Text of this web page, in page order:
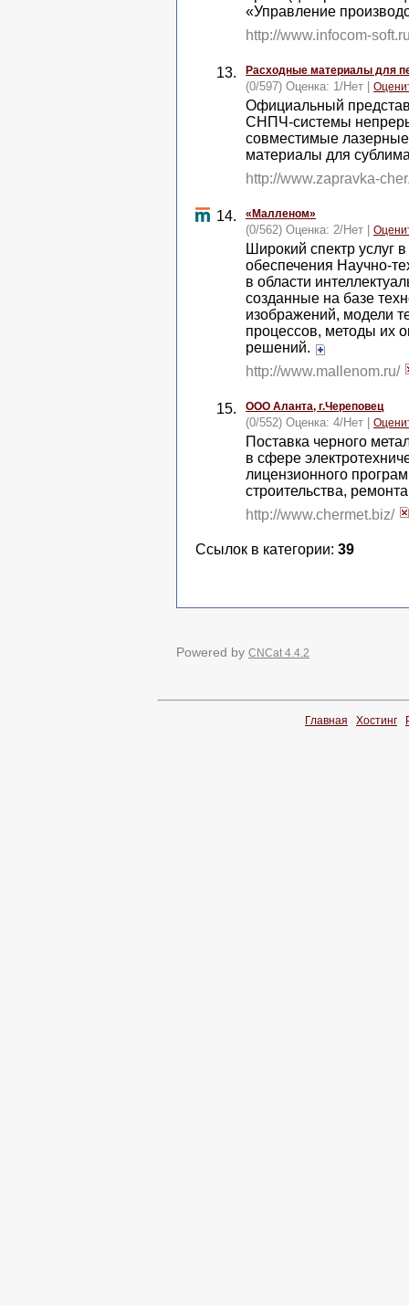
«Управление
http://www.infocom-
13. Расходные материалы для
(0/597) Оценка: 1/Нет
Официальный
СНПЧ-cистемы
совместимые
материалы для
http://www.zapravka-
14. «Малленом»
(0/562) Оценка: 2/Нет
Широкий спектр услуг
обеспечения Научно-
в области
созданные на базе
изображений, модели
процессов, методы их
решений.
http://www.mallenom.ru/
15. ООО Аланта, г.Череповец
(0/552) Оценка: 4/Нет
Поставка черного
в сфере
лицензионного
строительства,
http://www.chermet.biz/
Ссылок в категории: 39
Powered by CNCat 4.4.2
Главная Хостинг